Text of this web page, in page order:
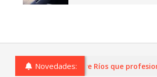
Novedades:
o comercios de Entre Ríos que